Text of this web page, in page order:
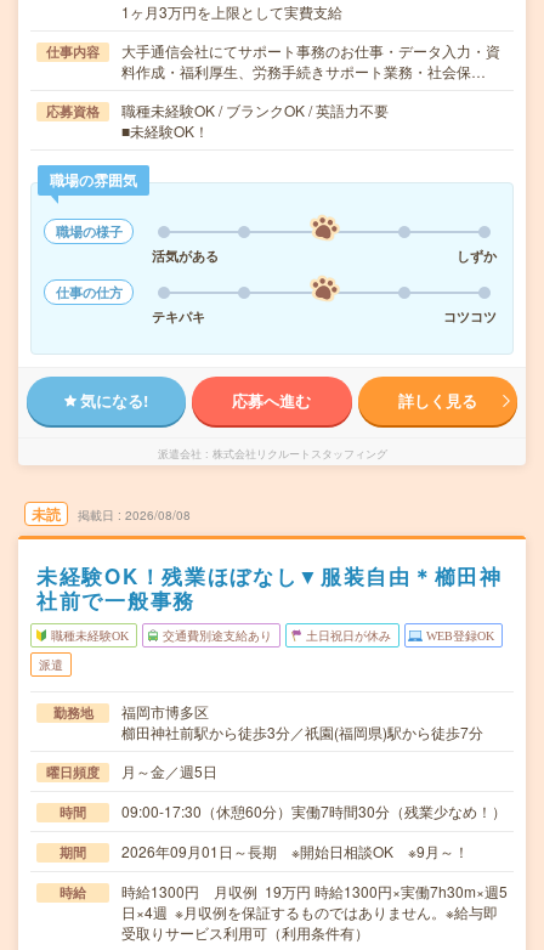
1ヶ月3万円を上限として実費支給
仕事内容
大手通信会社にてサポート事務のお仕事・データ入力・資
料作成・福利厚生、労務手続きサポート業務・社会保…
応募資格
職種未経験OK / ブランクOK / 英語力不要
■未経験OK！
職場の雰囲気
職場の様子
活気がある
しずか
仕事の仕方
テキパキ
コツコツ
気になる! 応募へ進む 詳しく見る
派遣会社 株式会社リクルートスタッフィング
未読 掲載日 2026/08/08
未経験OK！残業ほぼなし▼服装自由＊櫛田神
社前で一般事務
職種未経験OK 交通費別途支給あり 土日祝日が休み WEB登録OK
派遣
勤務地
福岡市博多区
櫛田神社前駅から徒歩3分／祇園(福岡県)駅から徒歩7分
曜日頻度 月～金／週5日
時間 09:00-17:30（休憩60分）実働7時間30分（残業少なめ！）
期間 2026年09月01日～長期 ※開始日相談OK ※9月～！
時給
時給1300円 月収例 19万円 時給1300円×実働7h30m×週5
日×4週 ※月収例を保証するものではありません。※給与即
受取りサービス利用可（利用条件有）